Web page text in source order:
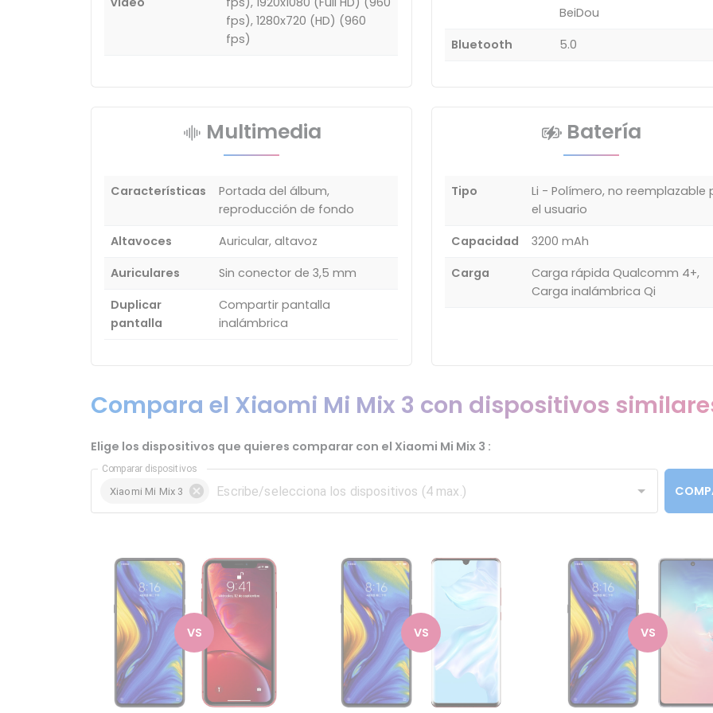
fps), 1280x720 (HD) (960
fps)
BeiDou
Bluetooth
5.0
Multimedia
Características
Portada del álbum,
reproducción de fondo
Altavoces
Auricular, altavoz
Auriculares
Sin conector de 3,5 mm
Duplicar
pantalla
Compartir pantalla
inalámbrica
Batería
Tipo
Li - Polímero, no reemplazable
el usuario
Capacidad
3200 mAh
Carga
Carga rápida Qualcomm 4+,
Carga inalámbrica Qi
Compara el Xiaomi Mi Mix 3 con dispositivos
Elige los dispositivos que quieres comparar con el Xiaomi Mi Mix 3 :
Comparar dispositivos
Xiaomi Mi Mix 3
VS VS VS